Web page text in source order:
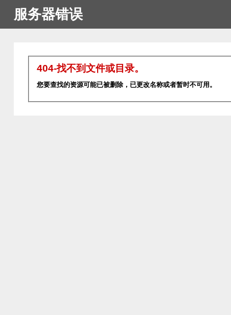
服务器错误
404-找不到文件或目录。
您要查找的资源可能已被删除，已更改名称或者暂时不可用。